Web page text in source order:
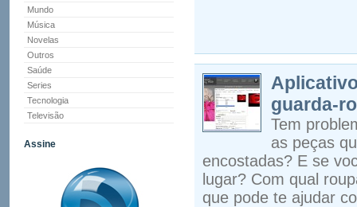
Mundo
Música
Novelas
Outros
Saúde
Series
Tecnologia
Televisão
Assine
guarda-
Tem
as peças
encostadas? E se
lugar? Com qual
que pode te ajudar